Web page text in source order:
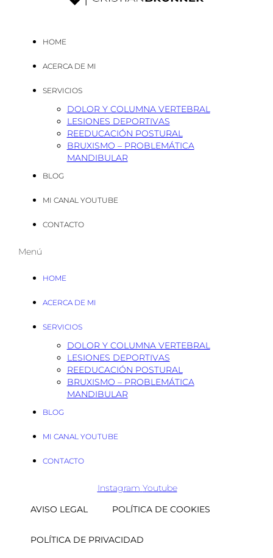
HOME
ACERCA DE MI
SERVICIOS
DOLOR Y COLUMNA VERTEBRAL
LESIONES DEPORTIVAS
REEDUCACIÓN POSTURAL
BRUXISMO – PROBLEMÁTICA
MANDIBULAR
BLOG
MI CANAL YOUTUBE
CONTACTO
Menú
HOME
ACERCA DE MI
SERVICIOS
DOLOR Y COLUMNA VERTEBRAL
LESIONES DEPORTIVAS
REEDUCACIÓN POSTURAL
BRUXISMO – PROBLEMÁTICA
MANDIBULAR
BLOG
MI CANAL YOUTUBE
CONTACTO
Instagram Youtube
AVISO LEGAL
POLÍTICA DE COOKIES
POLÍTICA DE PRIVACIDAD